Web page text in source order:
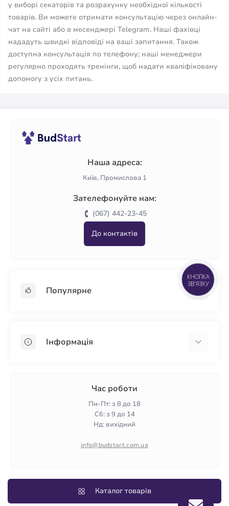
у виборі секаторів та розрахунку необхідної кількості
товарів. Ви можете отримати консультацію через онлайн-
чат на сайті або в месенджері Telegram. Наші фахівці
нададуть швидкі відповіді на ваші запитання. Також
доступна консультація по телефону; наші менеджери
регулярно проходять тренінги, щоб надати кваліфіковану
допомогу з усіх питань.
Наша адреса:
Київ, Промислова 1
Зателефонуйте нам:
(067) 442-23-45
До контактів
Популярне
ПінопластІнформація
Гарантія та повернення
Політика конфіденційності
Час роботи
Пн-Пт: з 8 до 18
Сб: з 9 до 14
Нд: вихідний
info@budstart.com.ua
Каталог товарів
КНОПКА
ЗВ'ЯЗКУ